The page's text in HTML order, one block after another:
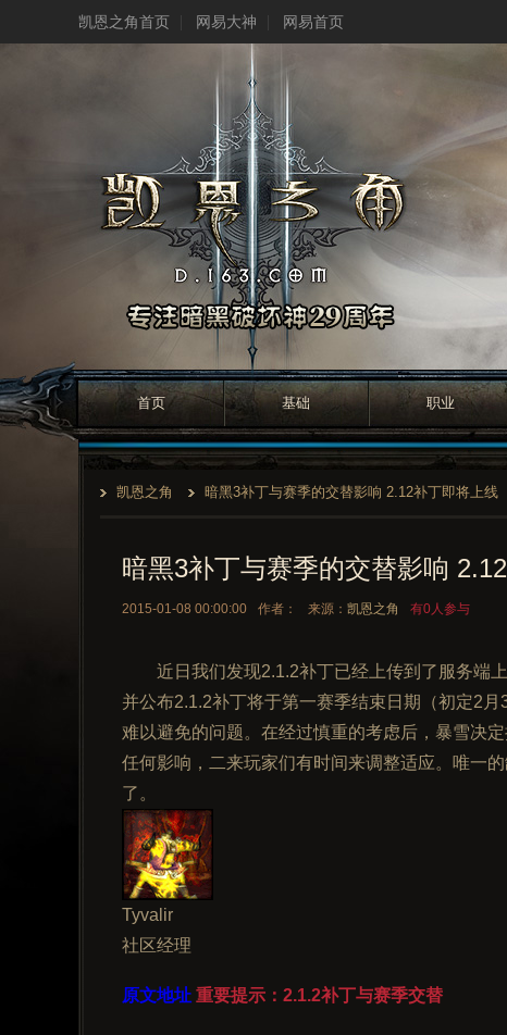
凯恩之角首页 网易大神 网易首页
首页 基础 职业
凯恩之角 暗黑3补丁与赛季的交替影响 2.12补丁即将上线
暗黑3补丁与赛季的交替影响
2015-01-08 00:00:00 作者： 来源： 凯恩之角 有0人参与
近日我们发现2.1.2补丁已经上传到了服务端
并公布2.1.2补丁将于第一赛季结束日期（初定2
难以避免的问题。在经过慎重的考虑后，暴雪决
任何影响，二来玩家们有时间来调整适应。唯一
了。
Tyvalir
社区经理
原文地址 重要提示：2.1.2补丁与赛季交替